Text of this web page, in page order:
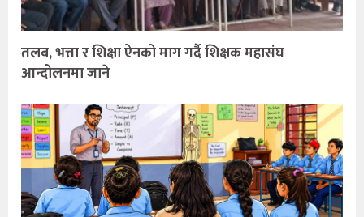
तलब, भत्ता र शिक्षा ऐनको माग गर्दै शिक्षक महासंघ
आन्दोलनमा जाने